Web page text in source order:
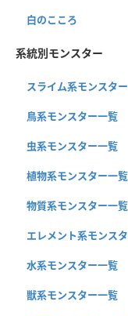
白のこころ
系統別モンスター
スライム系モンスタ
鳥系モンスター一覧
虫系モンスター一覧
植物系モンスター一覧
物質系モンスター一覧
エレメント系モンス
水系モンスター一覧
獣系モンスター一覧